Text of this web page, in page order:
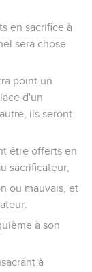
en sacrifice à
sera chose
point un
d'un
ils seront
être offerts en
sacrificateur,
ou mauvais, et
à son
à